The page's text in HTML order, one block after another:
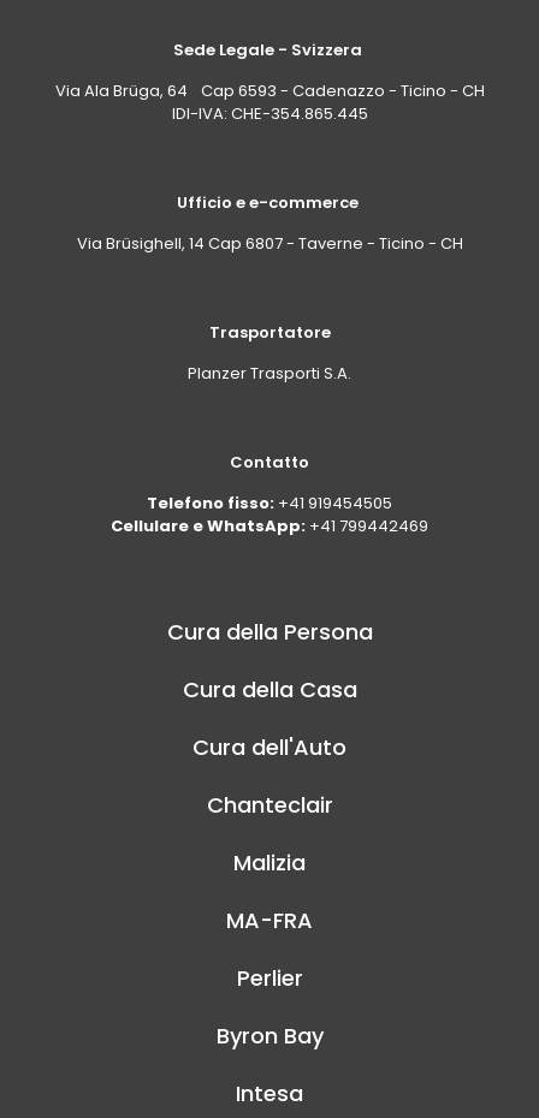
Sede Legale - Svizzera
Via Ala Brüga, 64 Cap 6593 - Cadenazzo - Ticino - CH
IDI-IVA: CHE-354.865.445
Ufficio e e-commerce
Via Brüsighell, 14 Cap 6807 - Taverne - Ticino - CH
Trasportatore
Planzer Trasporti S.A.
Contatto
Telefono fisso: +41 919454505
Cellulare e WhatsApp: +41 799442469
Cura della Persona
Cura della Casa
Cura dell'Auto
Chanteclair
Malizia
MA-FRA
Perlier
Byron Bay
Intesa